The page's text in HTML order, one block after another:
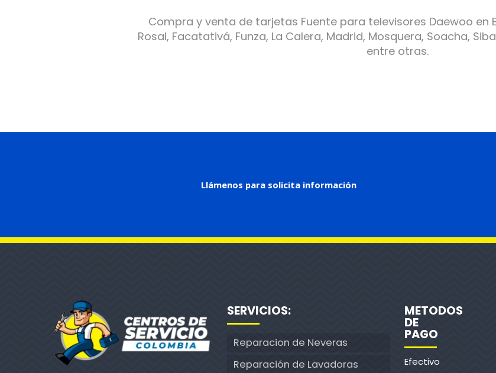
Compra y venta de tarjetas Fuente para televisores Daewoo en
Rosal, Facatativá, Funza, La Calera, Madrid, Mosquera, Soacha,
entre otras.
Llámenos para solicita información
SERVICIOS:
Reparacion de Neveras
Reparación de Lavadoras
METODOS
DE
PAGO
Efectivo